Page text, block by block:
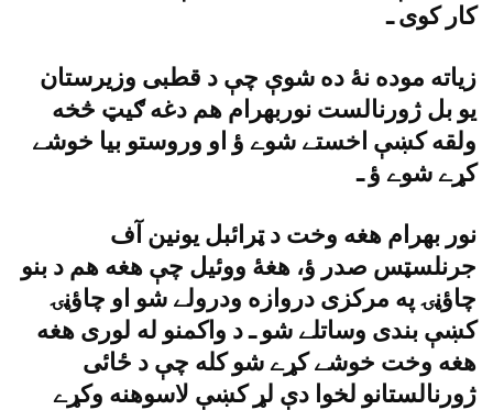
کار کوى ـ
زياته موده نۀ ده شوې چې د قطبى وزيرستان
يو بل ژورنالست نوربهرام هم دغه ګيټ څخه
ولقه کښې اخستے شوے ؤ او وروستو بيا خوشے
کړے شوے ؤ ـ
نور بهرام هغه وخت د ټرائبل يونين آف
جرنلسټس صدر ؤ، هغۀ ووئيل چې هغه هم د بنو
چاؤڼۍ په مرکزى دروازه ودرولے شو او چاؤڼۍ
کښې بندى وساتلے شو ـ د واکمنو له لورى هغه
هغه وخت خوشے کړے شو کله چې د ځائى
ژورنالستانو لخوا دې لړ کښې لاسوهنه وکړے